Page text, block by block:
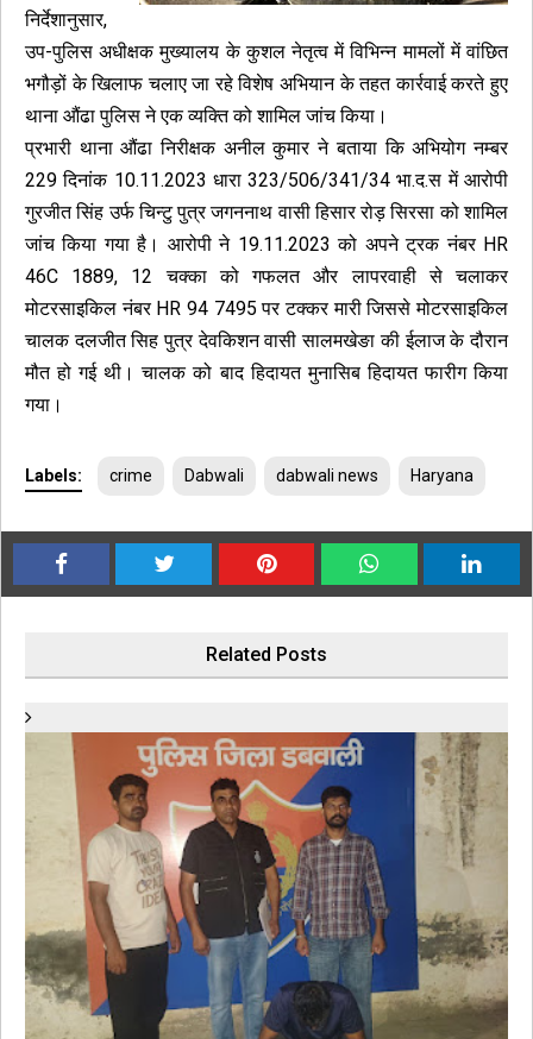
निर्देशानुसार,
उप-पुलिस अधीक्षक मुख्यालय के कुशल नेतृत्व में विभिन्न मामलों में वांछित
भगौड़ों के खिलाफ चलाए जा रहे विशेष अभियान के तहत कार्रवाई करते हुए
थाना औंढा पुलिस ने एक व्यक्ति को शामिल जांच किया।
प्रभारी थाना औंढा निरीक्षक अनील कुमार ने बताया कि अभियोग नम्बर
229 दिनांक 10.11.2023 धारा 323/506/341/34 भा.द.स में आरोपी
गुरजीत सिंह उर्फ चिन्टु पुत्र जगननाथ वासी हिसार रोड़ सिरसा को शामिल
जांच किया गया है। आरोपी ने 19.11.2023 को अपने ट्रक नंबर HR
46C 1889, 12 चक्का को गफलत और लापरवाही से चलाकर
मोटरसाइकिल नंबर HR 94 7495 पर टक्कर मारी जिससे मोटरसाइकिल
चालक दलजीत सिह पुत्र देवकिशन वासी सालमखेङा की ईलाज के दौरान
मौत हो गई थी। चालक को बाद हिदायत मुनासिब हिदायत फारीग किया
गया।
Labels: crime Dabwali dabwali news Haryana
Related Posts